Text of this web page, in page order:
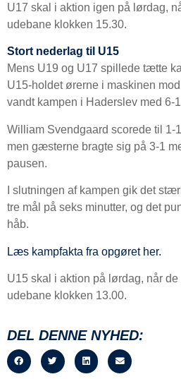
U17 skal i aktion igen på lørdag,
udebane klokken 15.30.
Stort nederlag til U15
Mens U19 og U17 spillede tætte
U15-holdet ørerne i maskinen
vandt kampen i Haderslev med 6-
William Svendgaard scorede til 1-
men gæsterne bragte sig på 3-1
pausen.
I slutningen af kampen gik det
tre mål på seks minutter, og det
håb.
Læs kampfakta fra opgøret her.
U15 skal i aktion på lørdag, når
udebane klokken 13.00.
DEL DENNE NYHED: